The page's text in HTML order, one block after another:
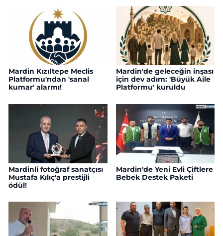
Mardin Kızıltepe Meclis
Platformu'ndan 'sanal
kumar' alarmı!
Mardin'de geleceğin inşası
için dev adım: 'Büyük Aile
Platformu' kuruldu
Mardinli fotoğraf sanatçısı
Mustafa Kılıç'a prestijli
ödül!
Mardin'de Yeni Evli Çiftlere
Bebek Destek Paketi